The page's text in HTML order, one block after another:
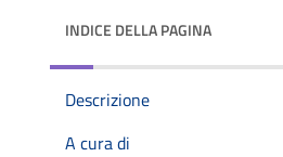
INDICE DELLA PAGINA
Descrizione
A cura di